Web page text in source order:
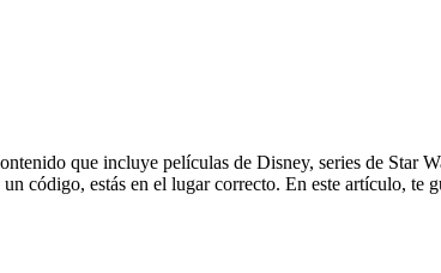
que incluye películas de Disney, series de Star
código, estás en el lugar correcto. En este artículo, te